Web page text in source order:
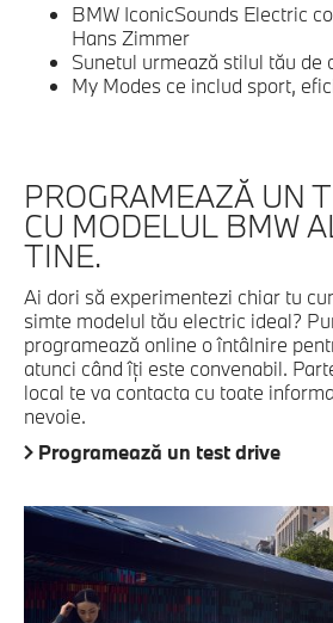
BMW IconicSounds Electric
Hans Zimmer
Sunetul urmează stilul tău de
My Modes ce includ sport,
PROGRAMEAZĂ UN
CU MODELUL BMW
TINE.
Ai dori să experimentezi chiar tu
simte modelul tău electric ideal?
programează online o întâlnire
atunci când îţi este convenabil.
local te va contacta cu toate
nevoie.
Programează un test drive